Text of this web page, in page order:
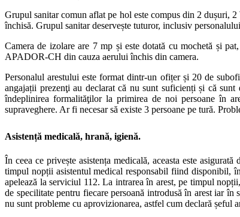
Grupul sanitar comun aflat pe hol este compus din 2 dușuri,
închisă. Grupul sanitar deservește tuturor, inclusiv
Camera de izolare are 7 mp și este dotată cu mochetă și
APADOR-CH din cauza aerului închis din camera.
Personalul arestului este format dintr-un ofițer și 20 de
angajații prezenţi au declarat că nu sunt suficienți și că
îndeplinirea formalităţilor la primirea de noi persoane în
supraveghere. Ar fi necesar să existe 3 persoane pe tură.
Asistență medicală, hrană, igienă.
În ceea ce privește asistența medicală, aceasta este
timpul nopții asistentul medical responsabil fiind disponibil,
apelează la serviciul 112. La intrarea în arest, pe timpul
de specilitate pentru fiecare persoană introdusă în arest iar
nu sunt probleme cu aprovizionarea, astfel cum declară șeful